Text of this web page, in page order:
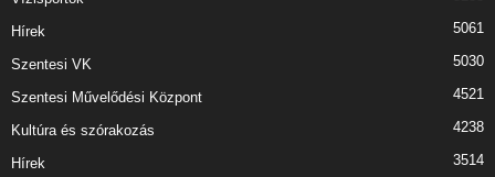
Hírek 5061
Szentesi VK 5030
Szentesi Művelődési Központ 4521
Kultúra és szórakozás 4238
Hírek 3514